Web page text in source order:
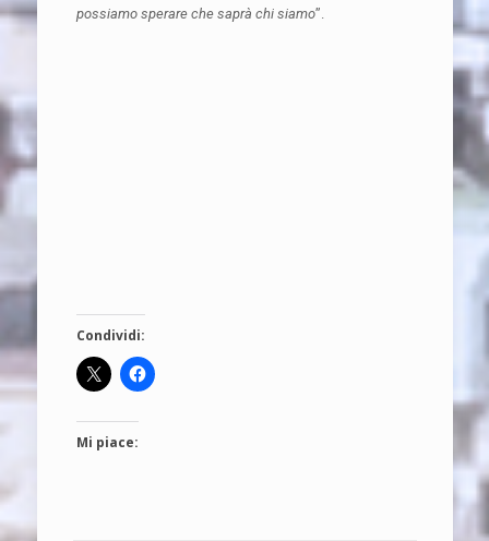
possiamo sperare che saprà chi siamo”.
Condividi:
Mi piace: